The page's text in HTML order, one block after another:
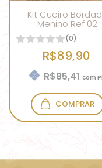
Kit Cueiro
Menino Ref 02
(0)
R$89,90
R$85,41 com
COMPRAR